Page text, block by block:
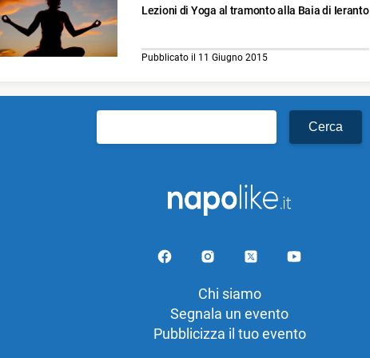
Lezioni di Yoga al tramonto alla Baia di Ieranto
Pubblicato il 11 Giugno 2015
per:
Chi siamo
Segnala un evento
Pubblicizza il tuo evento